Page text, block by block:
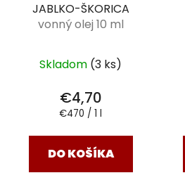
JABLKO-ŠKORICA
vonný olej 10 ml
Skladom (3 ks)
€4,70
Jednotková
€470 / 1 l
DO KOŠÍKA